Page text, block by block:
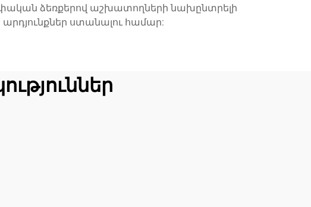
ձեռքերով աշխատողների նախընտրելի
ստանալու համար: